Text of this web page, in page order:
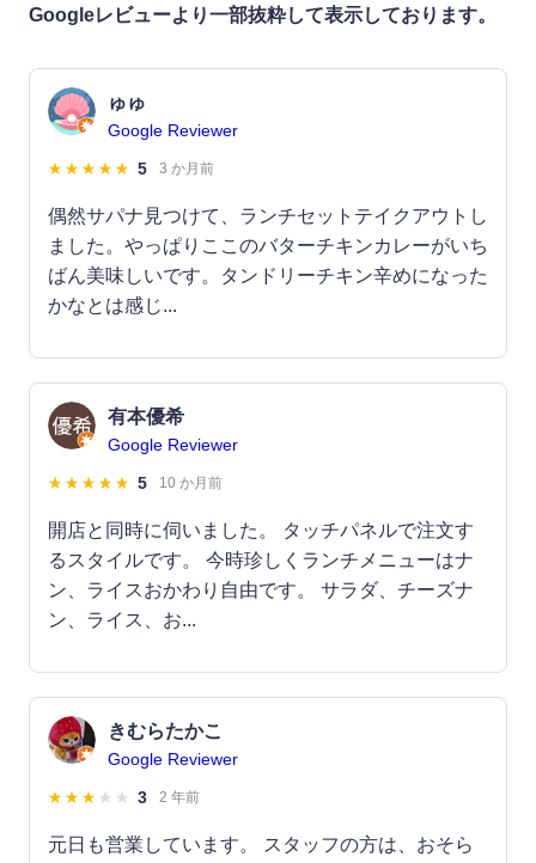
Googleレビューより一部抜粋して表示しております。
ゅゅ
Google Reviewer
5
3 か月前
偶然サパナ見つけて、ランチセットテイクアウトし
ました。やっぱりここのバターチキンカレーがいち
ばん美味しいです。タンドリーチキン辛めになった
かなとは感じ...
有本優希
Google Reviewer
5
10 か月前
開店と同時に伺いました。 タッチパネルで注文す
るスタイルです。 今時珍しくランチメニューはナ
ン、ライスおかわり自由です。 サラダ、チーズナ
ン、ライス、お...
きむらたかこ
Google Reviewer
3
2 年前
元日も営業しています。 スタッフの方は、おそら